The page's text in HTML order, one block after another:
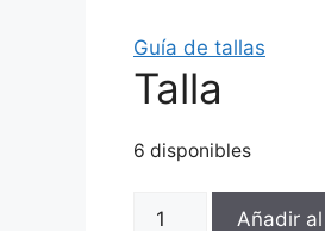
Guía de tallas
Talla
6 disponibles
Añadir